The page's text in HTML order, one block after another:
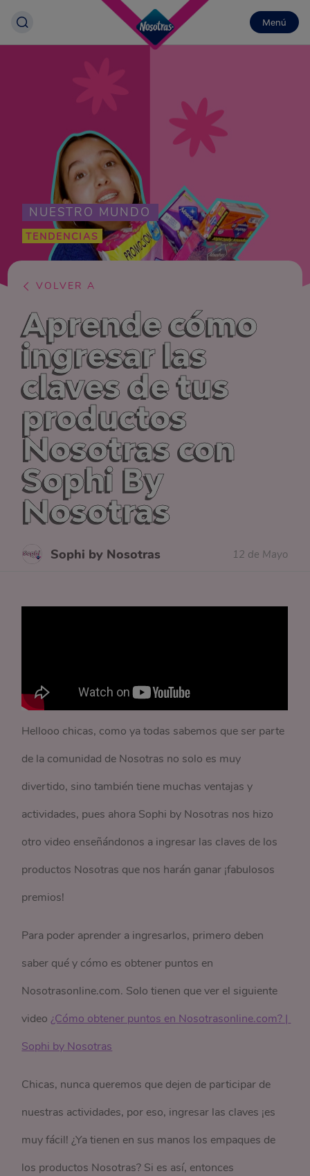
Menú
NUESTRO MUNDO
TENDENCIAS
VOLVER A
Aprende cómo
ingresar las
claves de tus
productos
Nosotras con
Sophi By
Nosotras
Sophi by Nosotras 12 de Mayo
Hellooo chicas, como ya todas sabemos que ser parte
de la comunidad de Nosotras no solo es muy
divertido, sino también tiene muchas ventajas y
actividades, pues ahora Sophi by Nosotras nos hizo
otro video enseñándonos a ingresar las claves de los
productos Nosotras que nos harán ganar ¡fabulosos
premios!
Para poder aprender a ingresarlos, primero deben
saber qué y cómo es obtener puntos en
Nosotrasonline.com. Solo tienen que ver el siguiente
video¿Cómo obtener puntos en Nosotrasonline.com? |
Sophi by Nosotras
Chicas, nunca queremos que dejen de participar de
nuestras actividades, por eso, ingresar las claves ¡es
muy fácil! ¿Ya tienen en sus manos los empaques de
los productos Nosotras? Si es así, entonces